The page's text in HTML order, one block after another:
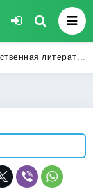
литература